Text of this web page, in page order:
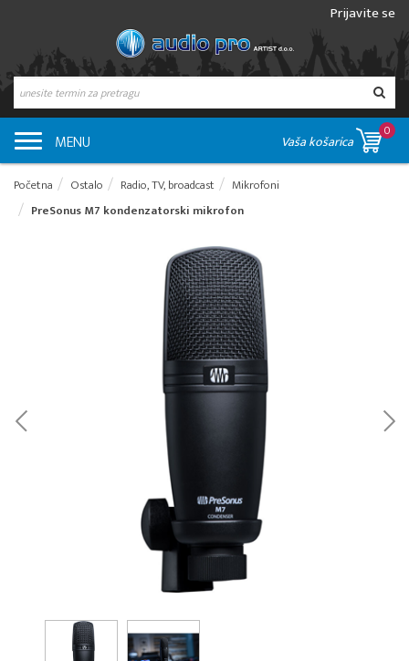
Prijavite se
MENU Vaša košarica
0
Početna Ostalo Radio, TV, broadcast
Mikrofoni
PreSonus M7 kondenzatorski mikrofon